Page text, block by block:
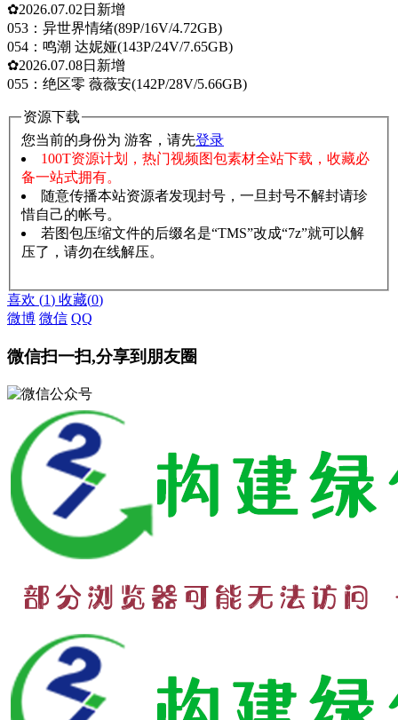
✿2026.07.02日新增
053：异世界情绪(89P/16V/4.72GB)
054：鸣潮 达妮娅(143P/24V/7.65GB)
✿2026.07.08日新增
055：绝区零 薇薇安(142P/28V/5.66GB)
资源下载
您当前的身份为 游客，请先登录
100T资源计划，热门视频图包素材全站下载，收藏必
备一站式拥有。
随意传播本站资源者发现封号，一旦封号不解封请珍
惜自己的帐号。
若图包压缩文件的后缀名是“TMS”改成“7z”就可以解
压了，请勿在线解压。
喜欢 (1) 收藏(0)
微博 微信 QQ
微信扫一扫,分享到朋友圈